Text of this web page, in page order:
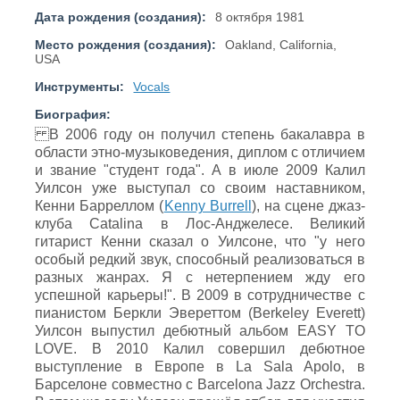
Дата рождения (создания):
8 октября 1981
Место рождения (создания):
Oakland, California,
USA
Инструменты:
Vocals
Биография:
В 2006 году он получил степень бакалавра в
области этно-музыковедения, диплом с отличием
и звание "студент года". А в июле 2009 Калил
Уилсон уже выступал со своим наставником,
Кенни Барреллом (Kenny Burrell ), на сцене джаз-
клуба Catalina в Лос-Анджелесе. Великий
гитарист Кенни сказал о Уилсоне, что "у него
особый редкий звук, способный реализоваться в
разных жанрах. Я с нетерпением жду его
успешной карьеры!". В 2009 в сотрудничестве с
пианистом Беркли Эвереттом (Berkeley Everett)
Уилсон выпустил дебютный альбом EASY TO
LOVE. В 2010 Калил совершил дебютное
выступление в Европе в La Sala Apolo, в
Барселоне совместно с Barcelona Jazz Orchestra.